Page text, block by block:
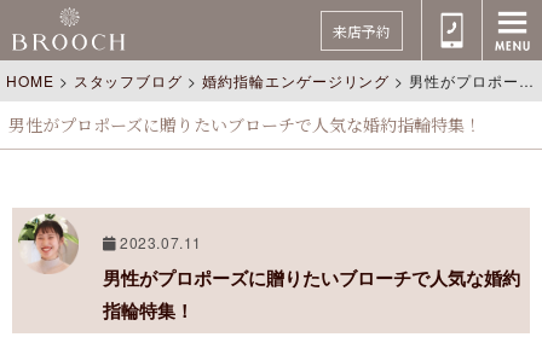
来店予約
HOME > スタッフブログ >婚約指輪エンゲージリング > 男性がプロポーズに贈りたいブローチで人気な婚約指輪特集！
男性がプロポーズに贈りたいブローチで人気な婚約指輪特集！
2023.07.11
男性がプロポーズに贈りたいブローチで人気な婚約
指輪特集！